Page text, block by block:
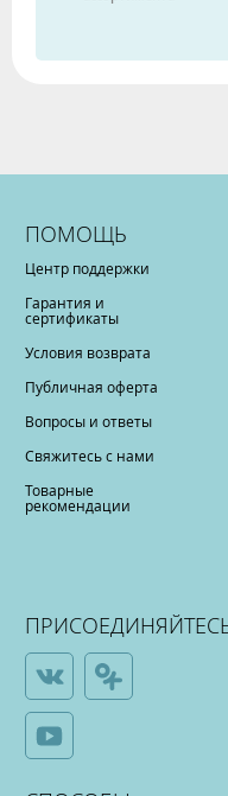
ПОМОЩЬ
Центр поддержки
Гарантия и
сертификаты
Условия возврата
Публичная оферта
Вопросы и ответы
Свяжитесь с нами
Товарные
рекомендации